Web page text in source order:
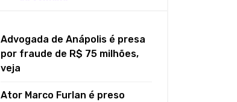
Advogada de Anápolis é presa
por fraude de R$ 75 milhões,
veja
Ator Marco Furlan é preso